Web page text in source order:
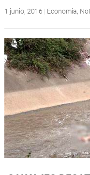
1 junio, 2016 | Economia,